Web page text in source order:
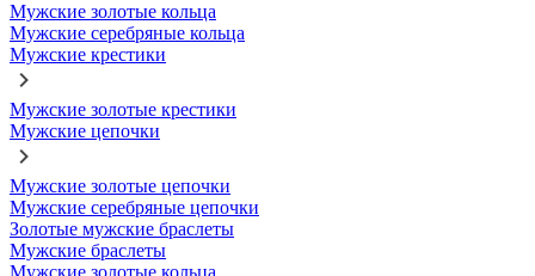
Мужские золотые кольца
Мужские серебряные кольца
Мужские крестики
Мужские золотые крестики
Мужские цепочки
Мужские золотые цепочки
Мужские серебряные цепочки
Золотые мужские браслеты
Мужские браслеты
Мужские золотые кольца